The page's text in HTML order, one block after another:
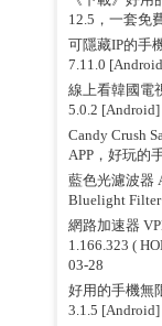
12.5，一套免
可隱藏IP的手
7.11.0
線上看韓國電
5.0.2
Candy Crush
APP，好玩的
藍色光濾波器
Bluelight Filter
網路加速器
1.166.323 (
03-28
好用的手機無
3.1.5 [Android]